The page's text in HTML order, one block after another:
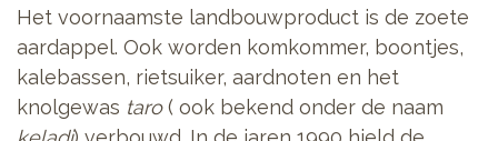
Het voornaamste landbouwproduct is de zoete
aardappel. Ook worden komkommer, boontjes,
kalebassen, rietsuiker, aardnoten en het
knolgewas taro( ook bekend onder de naam